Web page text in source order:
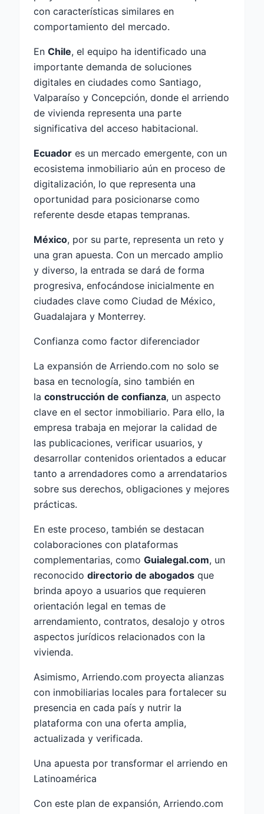
con características similares en
comportamiento del mercado.
En Chile, el equipo ha identificado una
importante demanda de soluciones
digitales en ciudades como Santiago,
Valparaíso y Concepción, donde el arriendo
de vivienda representa una parte
significativa del acceso habitacional.
Ecuador es un mercado emergente, con un
ecosistema inmobiliario aún en proceso de
digitalización, lo que representa una
oportunidad para posicionarse como
referente desde etapas tempranas.
México, por su parte, representa un reto y
una gran apuesta. Con un mercado amplio
y diverso, la entrada se dará de forma
progresiva, enfocándose inicialmente en
ciudades clave como Ciudad de México,
Guadalajara y Monterrey.
Confianza como factor diferenciador
La expansión de Arriendo.com no solo se
basa en tecnología, sino también en
la construcción de confianza, un aspecto
clave en el sector inmobiliario. Para ello, la
empresa trabaja en mejorar la calidad de
las publicaciones, verificar usuarios, y
desarrollar contenidos orientados a educar
tanto a arrendadores como a arrendatarios
sobre sus derechos, obligaciones y mejores
prácticas.
En este proceso, también se destacan
colaboraciones con plataformas
complementarias, como Guialegal.com, un
reconocido directorio de abogados que
brinda apoyo a usuarios que requieren
orientación legal en temas de
arrendamiento, contratos, desalojo y otros
aspectos jurídicos relacionados con la
vivienda.
Asimismo, Arriendo.com proyecta alianzas
con inmobiliarias locales para fortalecer su
presencia en cada país y nutrir la
plataforma con una oferta amplia,
actualizada y verificada.
Una apuesta por transformar el arriendo en
Latinoamérica
Con este plan de expansión, Arriendo.com